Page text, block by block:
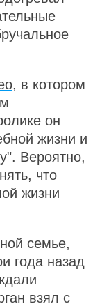
, в котором
он
жизни и
Вероятно,
что
жизни
семье,
года назад
взял с